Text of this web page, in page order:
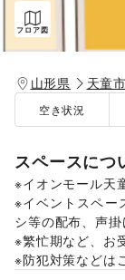
フロア図
山形県 天童市
空き状況
スペースにつ
※イオンモール天
※イベントスペー
シ等の配布、声掛
※繁忙期など、お
※防犯対策などは